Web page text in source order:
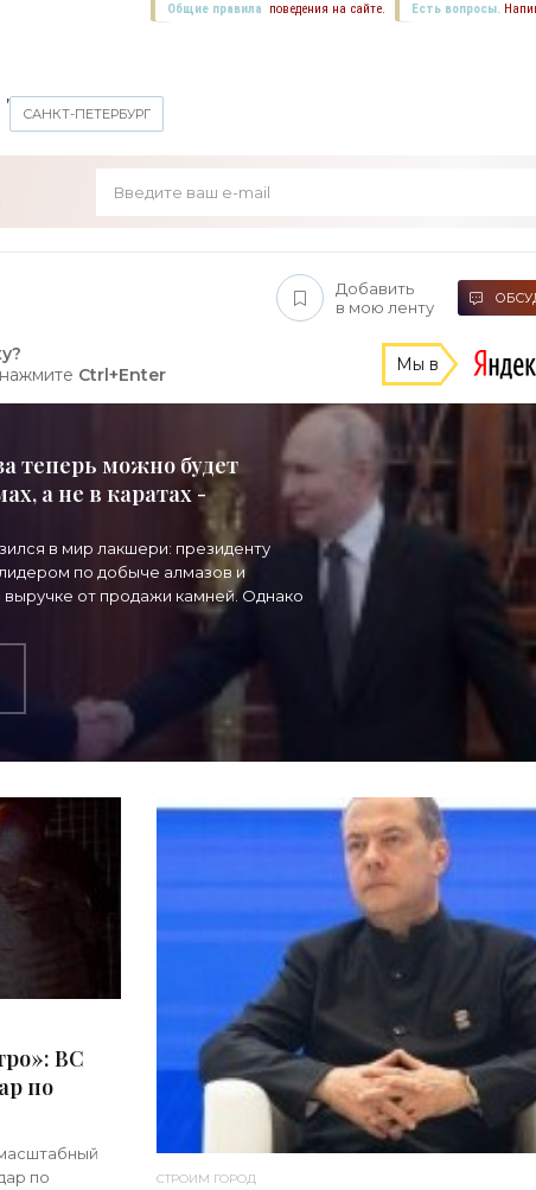
Есть вопросы.
Общие правила поведения на сайте.
,
САНКТ-ПЕТЕРБУРГ
Добавить
в мою ленту
Ctrl+Enter Мы в
теперь можно будет
а не в каратах -
в мир лакшери: президенту
по добыче алмазов и
от продажи камней. Однако
ВС
по
по
СТРОИМ ГОРОД